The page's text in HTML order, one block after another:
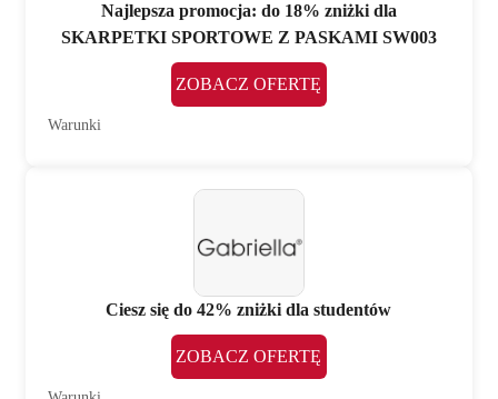
Najlepsza promocja: do 18% zniżki dla
SKARPETKI SPORTOWE Z PASKAMI SW003
ZOBACZ OFERTĘ
Warunki
Ciesz się do 42% zniżki dla studentów
ZOBACZ OFERTĘ